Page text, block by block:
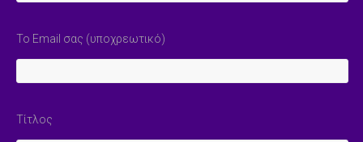
Το Email σας (υποχρεωτικό)
Τίτλος